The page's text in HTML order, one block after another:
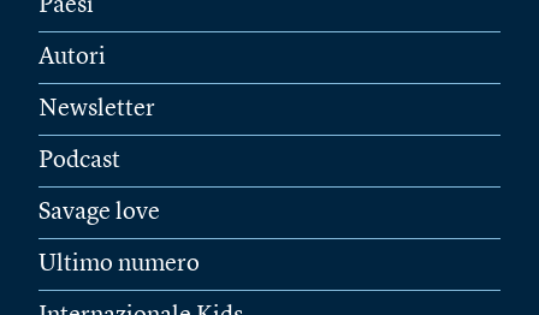
Paesi
Autori
Newsletter
Podcast
Savage love
Ultimo numero